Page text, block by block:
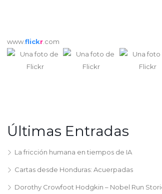
www.flickr .com
Últimas Entradas
La fricción humana en tiempos de IA
Cartas desde Honduras: Acuerpadas
Dorothy Crowfoot Hodgkin – Nobel Run